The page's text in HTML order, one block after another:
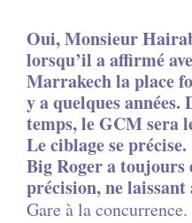
Oui, Monsieur
lorsqu’il a affirmé
Marrakech la place
y a quelques
temps, le GCM sera
Le ciblage se
Big Roger a toujours
précision, ne
Gare à la concurrence.